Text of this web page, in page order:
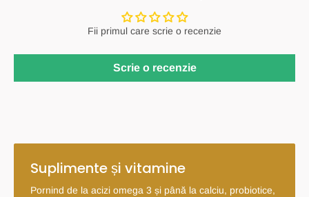
Fii primul care scrie o recenzie
Scrie o recenzie
Suplimente și vitamine
Pornind de la acizi omega 3 și până la calciu, probiotice,